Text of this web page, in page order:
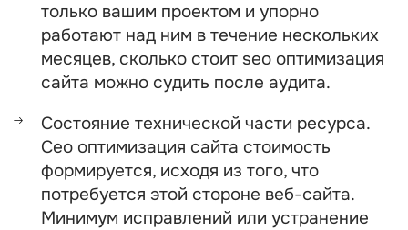
только вашим проектом и упорно
работают над ним в течение нескольких
месяцев, сколько стоит seo оптимизация
сайта можно судить после аудита.
Состояние технической части ресурса.
Сео оптимизация сайта стоимость
формируется, исходя из того, что
потребуется этой стороне веб-сайта.
Минимум исправлений или устранение